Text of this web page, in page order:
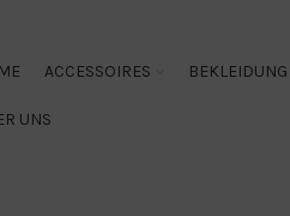
ACCESSOIRES BEKLEIDUNG
UNS